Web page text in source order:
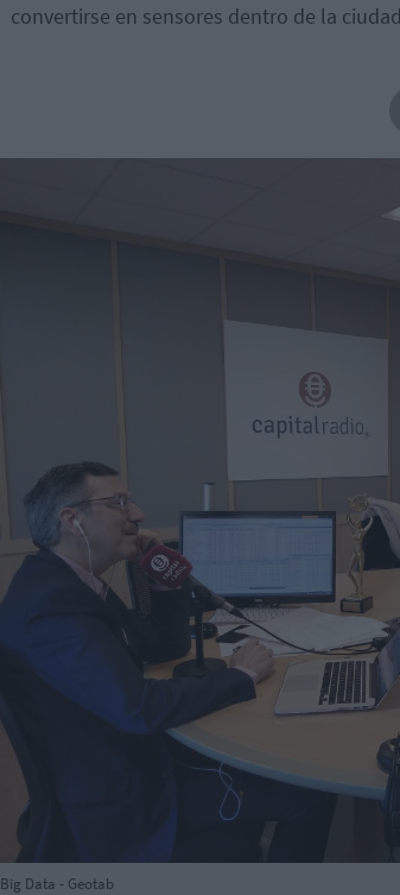
convertirse en sensores dentro de la
Big Data - Geotab